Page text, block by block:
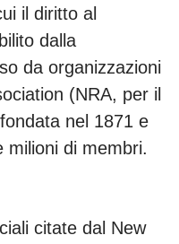
il diritto al
dalla
da organizzazioni
(NRA, per il
nel 1871 e
milioni di membri.
citate dal New